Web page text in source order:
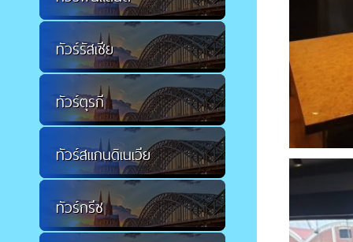
ทัวร์รัสเซีย
ทัวร์ตุรกี
ทัวร์สแกนดิเนเวีย
ทัวร์กรีซ